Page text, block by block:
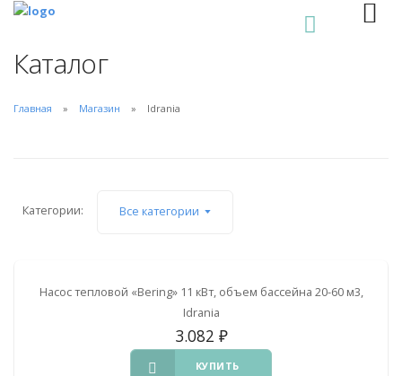
Каталог
Главная Магазин Idrania
Категории: Все категории
Насос тепловой «Bering» 11 кВт, объем бассейна 20-60 м3,
Idrania
3.082 ₽
КУПИТЬ